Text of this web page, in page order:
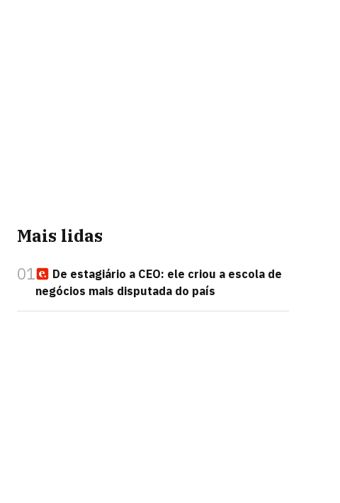
Mais lidas
01
De estagiário a CEO: ele criou a escola de
negócios mais disputada do país